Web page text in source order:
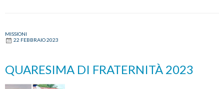
Amazzonia
MISSIONI
22 FEBBRAIO 2023
QUARESIMA DI FRATERNITÀ 2023